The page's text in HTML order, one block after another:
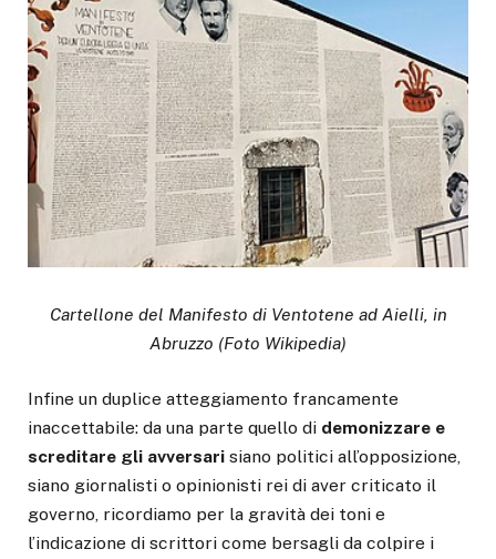
Cartellone del Manifesto di Ventotene ad Aielli, in
Abruzzo (Foto Wikipedia)
Infine un duplice atteggiamento francamente
inaccettabile: da una parte quello di demonizzare e
screditare gli avversari siano politici all’opposizione,
siano giornalisti o opinionisti rei di aver criticato il
governo, ricordiamo per la gravità dei toni e
l’indicazione di scrittori come bersagli da colpire i